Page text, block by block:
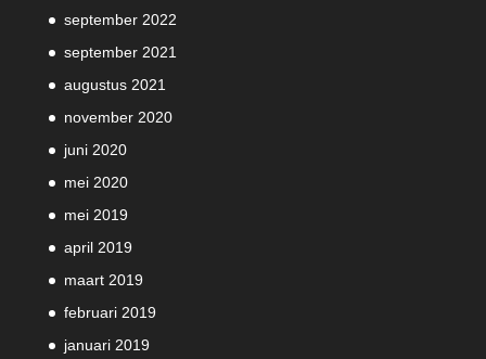
september 2022
september 2021
augustus 2021
november 2020
juni 2020
mei 2020
mei 2019
april 2019
maart 2019
februari 2019
januari 2019